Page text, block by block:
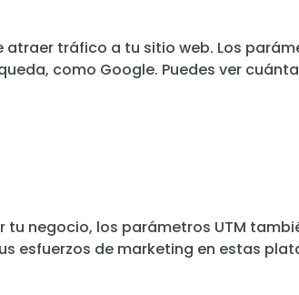
tráfico a tu sitio web. Los
como Google. Puedes ver
negocio, los parámetros UTM
esfuerzos de marketing en estas